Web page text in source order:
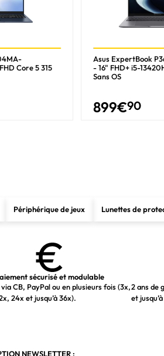
LPDDR5x-SDRAM
SSD
1 To
PCI Express 4.0
2280 (22 x 80 mm)
Core 5 315
Asus ExpertBook
- 16" FHD+ i5-
Sans OS
899€90
Périphérique de jeux Lunettes de
sécurisé et modulable
CB, PayPal ou en plusieurs fois (3x,
24x et jusqu’à 36x).
2 ans de
et
NEWSLETTER :